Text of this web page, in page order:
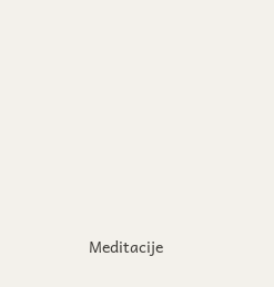
Meditacije